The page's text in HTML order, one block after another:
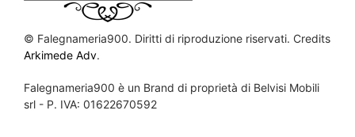
© Falegnameria900. Diritti di riproduzione riservati. Credits
Arkimede Adv.
Falegnameria900 è un Brand di proprietà di Belvisi Mobili
srl - P. IVA: 01622670592